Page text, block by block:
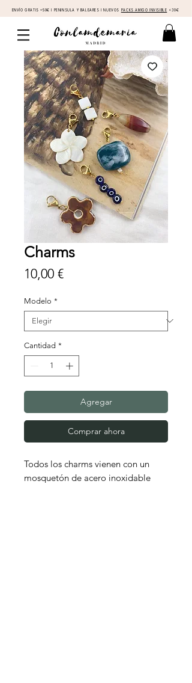
ENVÍO GRATIS +50€ I PENINSULA Y BALEARES I NUEVOS PACKS AMIGO INVISIBLE <30€
Charms
10,00 €Precio
Modelo *
Cantidad *
Agregar
Comprar ahora
Todos los charms vienen con un
mosquetón de acero inoxidable